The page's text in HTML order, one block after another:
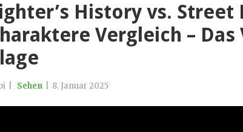
History vs.
Vergleich –
Sehen 8. Januar 2025